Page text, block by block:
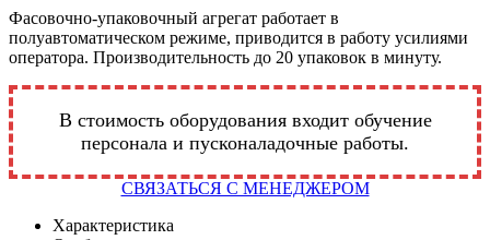
Фасовочно-упаковочный агрегат работает в
полуавтоматическом режиме, приводится в работу усилиями
оператора. Производительность до 20 упаковок в минуту.
В стоимость оборудования входит обучение
персонала и пусконаладочные работы.
СВЯЗАТЬСЯ С МЕНЕДЖЕРОМ
Характеристика